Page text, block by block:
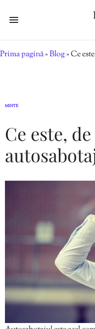
Prima pagină»Blog»Ce
MINTE
Ce este,